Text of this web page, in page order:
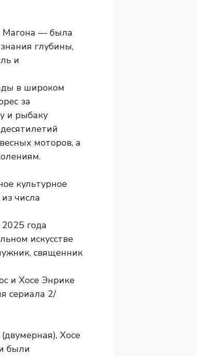
Магона — была
глубины,
и
в широком
за
и рыбаку
моторов, а
культурное
числа
года
искусстве
священник
и Хосе Энрике
сериала 2/
Хосе
были